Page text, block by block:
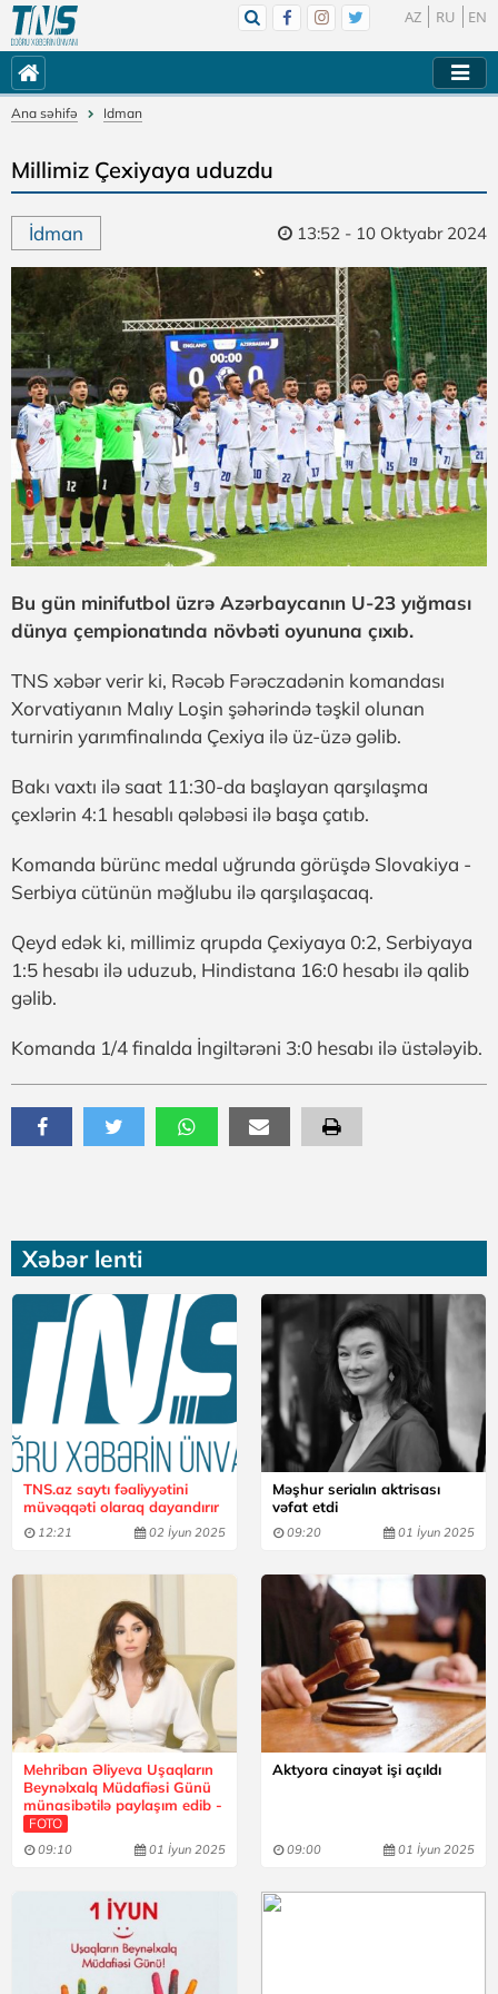
AZ RU EN
Ana səhifə Idman
Xəbər lenti
TNS.az saytı fəaliyyətini
müvəqqəti olaraq dayandırır
12:21 02 İyun 2025
Məşhur serialın aktrisası
vəfat etdi
09:20 01 İyun 2025
Mehriban Əliyeva Uşaqların
Beynəlxalq Müdafiəsi Günü
münasibətilə paylaşım edib -
FOTO
09:10 01 İyun 2025
Aktyora cinayət işi açıldı
09:00 01 İyun 2025
Millimiz Çexiyaya uduzdu
İdman 13:52 - 10 Oktyabr 2024
Bu gün minifutbol üzrə Azərbaycanın U-23 yığması
dünya çempionatında növbəti oyununa çıxıb.
TNS xəbər verir ki, Rəcəb Fərəczadənin komandası
Xorvatiyanın Malıy Loşin şəhərində təşkil olunan
turnirin yarımfinalında Çexiya ilə üz-üzə gəlib.
Bakı vaxtı ilə saat 11:30-da başlayan qarşılaşma
çexlərin 4:1 hesablı qələbəsi ilə başa çatıb.
Komanda bürünc medal uğrunda görüşdə Slovakiya -
Serbiya cütünün məğlubu ilə qarşılaşacaq.
Qeyd edək ki, millimiz qrupda Çexiyaya 0:2, Serbiyaya
1:5 hesabı ilə uduzub, Hindistana 16:0 hesabı ilə qalib
gəlib.
Komanda 1/4 finalda İngiltərəni 3:0 hesabı ilə üstələyib.